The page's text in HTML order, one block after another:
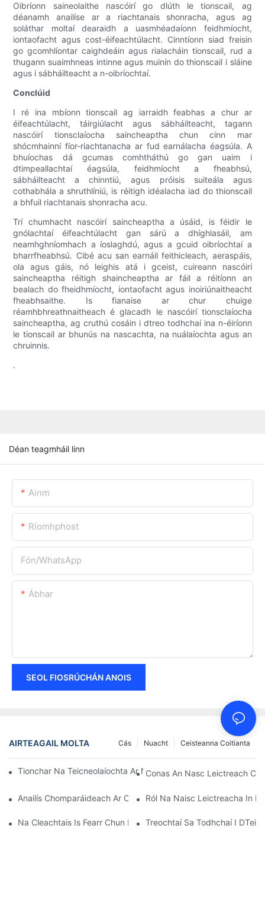
Oibríonn saineolaithe nascóirí go dlúth le tionscail, ag
déanamh anailíse ar a riachtanais shonracha, agus ag
soláthar moltaí dearaidh a uasmhéadaíonn feidhmíocht,
iontaofacht agus cost-éifeachtúlacht. Cinntíonn siad freisin
go gcomhlíontar caighdeáin agus rialacháin tionscail, rud a
thugann suaimhneas intinne agus muinín do thionscail i sláine
agus i sábháilteacht a n-oibríochtaí.
Conclúid
I ré ina mbíonn tionscail ag iarraidh feabhas a chur ar
éifeachtúlacht, táirgiúlacht agus sábháilteacht, tagann
nascóirí tionsclaíocha saincheaptha chun cinn mar
shócmhainní fíor-riachtanacha ar fud earnálacha éagsúla. A
bhuíochas dá gcumas comhtháthú go gan uaim i
dtimpeallachtaí éagsúla, feidhmíocht a fheabhsú,
sábháilteacht a chinntiú, agus próisis suiteála agus
cothabhála a shruthlíniú, is réitigh idéalacha iad do thionscail
a bhfuil riachtanais shonracha acu.
Trí chumhacht nascóirí saincheaptha a úsáid, is féidir le
gnólachtaí éifeachtúlacht gan sárú a dhíghlasáil, am
neamhghníomhach a íoslaghdú, agus a gcuid oibríochtaí a
bharrfheabhsú. Cibé acu san earnáil feithicleach, aeraspáis,
ola agus gáis, nó leighis atá i gceist, cuireann nascóirí
saincheaptha réitigh shaincheaptha ar fáil a réitíonn an
bealach do fheidhmíocht, iontaofacht agus inoiriúnaitheacht
fheabhsaithe. Is fianaise ar chur chuige
réamhbhreathnaitheach é glacadh le nascóirí tionsclaíocha
saincheaptha, ag cruthú cosáin i dtreo todhchaí ina n-éiríonn
le tionscail ar bhunús na nascachta, na nuálaíochta agus an
chruinnis.
.
Déan teagmháil linn
Ainm
Ríomhphost
Fón/whatsApp
Ábhar
SEOL FIOSRÚCHÁN ANOIS
AIRTEAGAIL MOLTA Ceisteanna Coitianta
Nuacht
Cás
Tionchar Na Teicneolaíochta Ar Naisc Leictreacha San
Conas An Nasc Leictreach
Anailís Chomparáideach Ar Chineálacha Éagsúla Naisc
Ról Na Naisc Leictreacha In
Na Cleachtais Is Fearr Chun Naisc Leictreacha A Chothabháil
Treochtaí Sa Todhchaí I